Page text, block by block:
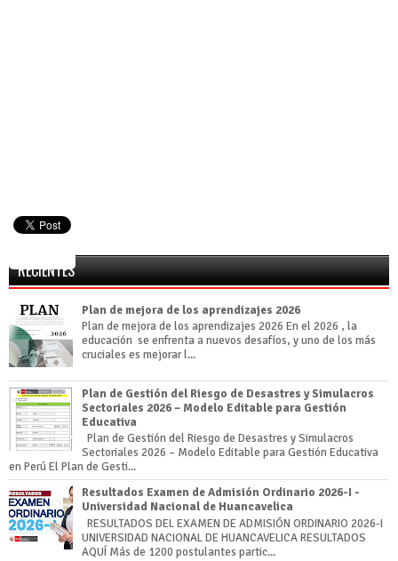
RECIENTES
Plan de mejora de los aprendizajes 2026
Plan de mejora de los aprendizajes 2026 En el 2026 , la
educación se enfrenta a nuevos desafíos, y uno de los más
cruciales es mejorar l...
Plan de Gestión del Riesgo de Desastres y Simulacros
Sectoriales 2026 – Modelo Editable para Gestión
Educativa
Plan de Gestión del Riesgo de Desastres y Simulacros
Sectoriales 2026 – Modelo Editable para Gestión Educativa
en Perú El Plan de Gesti...
Resultados Examen de Admisión Ordinario 2026-I -
Universidad Nacional de Huancavelica
RESULTADOS DEL EXAMEN DE ADMISIÓN ORDINARIO 2026-I
UNIVERSIDAD NACIONAL DE HUANCAVELICA RESULTADOS
AQUÍ Más de 1200 postulantes partic...